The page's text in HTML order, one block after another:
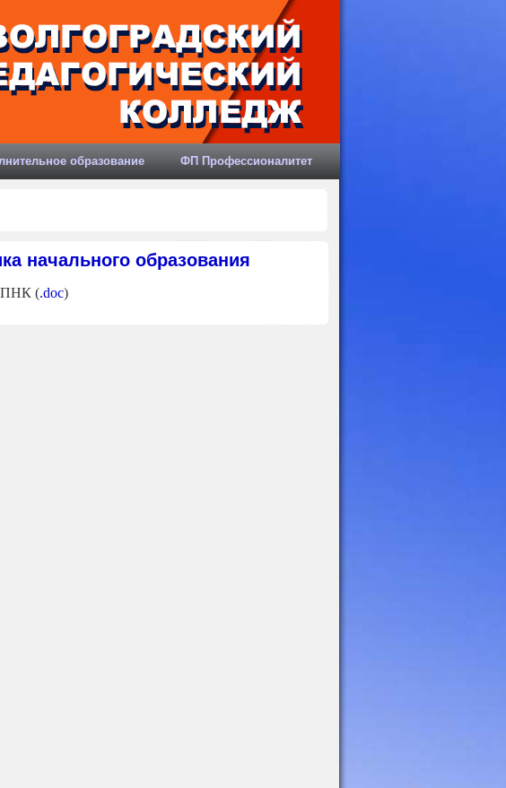
образование ФП Профессионалитет
начального образования
ПНК (.doc)